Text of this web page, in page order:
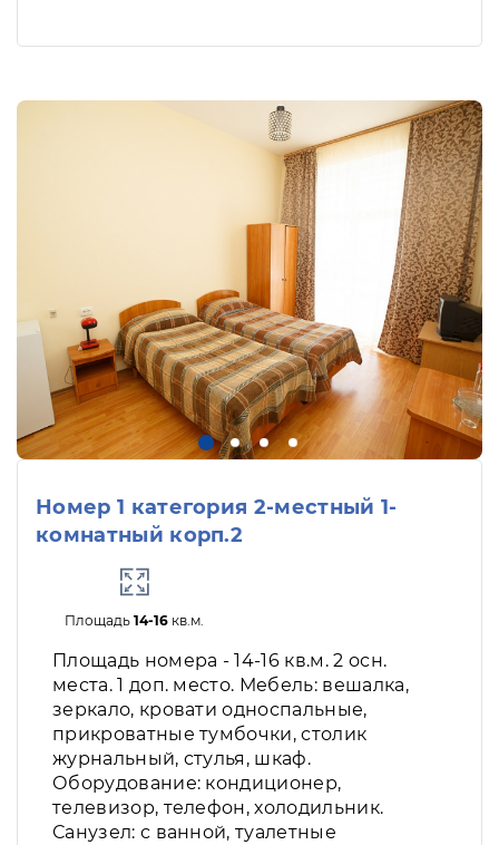
Номер 1 категория 2-местный 1-
комнатный корп.2
Площадь14-16 кв.м.
Площадь номера - 14-16 кв.м. 2 осн.
места. 1 доп. место. Мебель: вешалка,
зеркало, кровати односпальные,
прикроватные тумбочки, столик
журнальный, стулья, шкаф.
Оборудование: кондиционер,
телевизор, телефон, холодильник.
Санузел: с ванной, туалетные